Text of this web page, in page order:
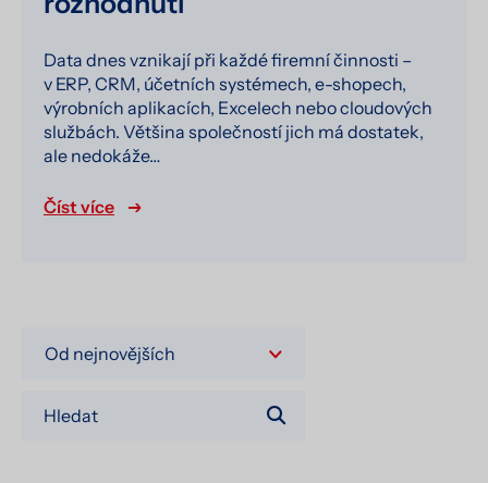
Data dnes vznikají při každé firemní činnosti –
v ERP, CRM, účetních systémech, e-shopech,
výrobních aplikacích, Excelech nebo cloudových
službách. Většina společností jich má dostatek,
ale nedokáže…
Číst více